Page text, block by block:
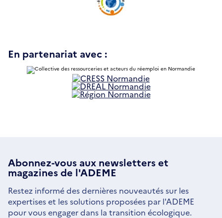
En partenariat avec :
dans
une
nouvelle
S'ouvre
dans
une
S'ouvre
dans
Abonnez-vous aux newsletterset
magazines de l'ADEME
Restez informé des dernières nouveautés sur les
expertises et les solutions proposées par l'ADEME
pour vous engager dans la transition écologique.